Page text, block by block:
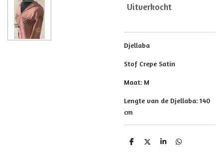
Uitverkocht
Djellaba
Stof Crepe Satin
Maat: M
Lengte van de Djellaba: 140
cm
D
D
S
D